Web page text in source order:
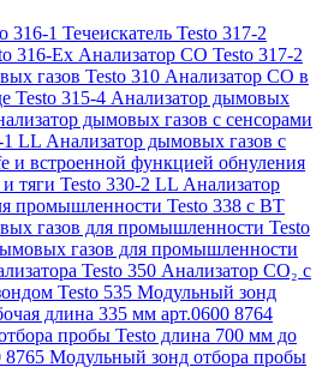
316-1 Течеискатель Testo 317-2
316-Ex Анализатор CO Testo 317-2
газов Testo 310 Анализатор CO в
Testo 315-4 Анализатор дымовых
дымовых газов с сенсорами
1 LL Анализатор дымовых газов с
и встроенной функцией обнуления
тяги Testo 330-2 LL Анализатор
промышленности Testo 338 с BT
газов для промышленности Testo
газов для промышленности
Testo 350 Анализатор СО₂ с
Testo 535 Модульный зонд
длина 335 мм арт.0600 8764
пробы Testo длина 700 мм до
8765 Модульный зонд отбора пробы